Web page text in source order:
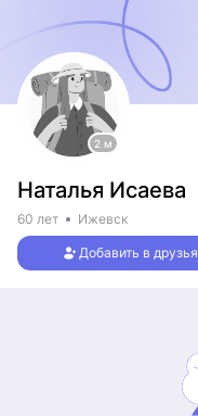
2 м
Наталья Исаева
60 лет Ижевск
Добавить в друзья